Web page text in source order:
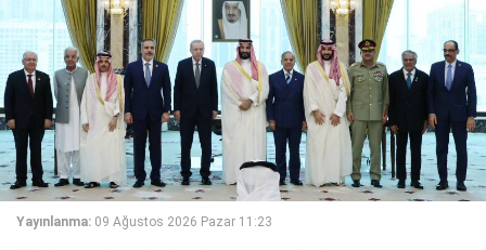
Yayınlanma: 09 Ağustos 2026 Pazar 11:23